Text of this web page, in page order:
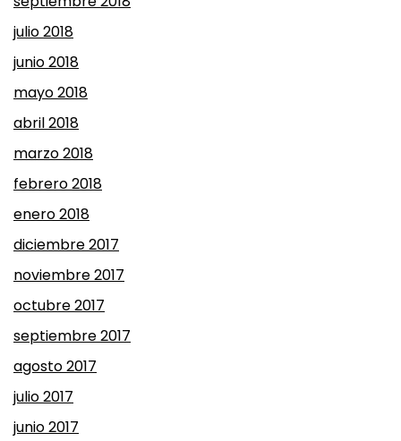
julio 2018
junio 2018
mayo 2018
abril 2018
marzo 2018
febrero 2018
enero 2018
diciembre 2017
noviembre 2017
octubre 2017
septiembre 2017
agosto 2017
julio 2017
junio 2017